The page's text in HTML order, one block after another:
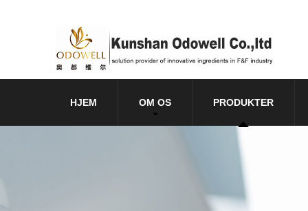
HJEM OM OS PRODUKTER